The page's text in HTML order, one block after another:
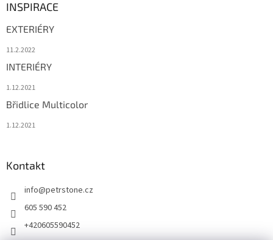
INSPIRACE
EXTERIÉRY
11.2.2022
INTERIÉRY
1.12.2021
Břidlice Multicolor
1.12.2021
Kontakt
info@petrstone.cz
605 590 452
+420605590452